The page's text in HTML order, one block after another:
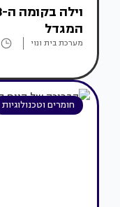
המגדל
מערכת בית ונוי
חומרים וטכנולוגיות